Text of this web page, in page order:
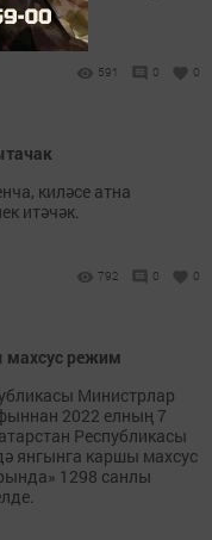
591 0 0
киләсе атна
итәчәк.
792 0 0
режим
Министрлар
2022 елның 7
Республикасы
янгынга каршы махсус
1298 санлы